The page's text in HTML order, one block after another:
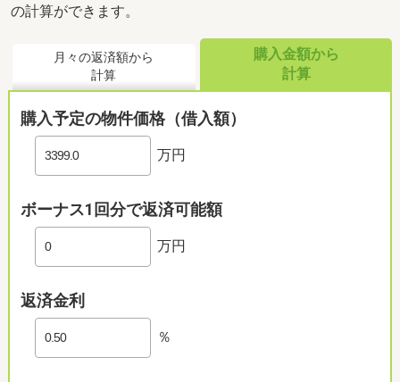
の計算ができます。
月々の返済額から
計算
購入金額から
計算
購入予定の物件価格（借入額）
万円
ボーナス1回分で返済可能額
万円
返済金利
％